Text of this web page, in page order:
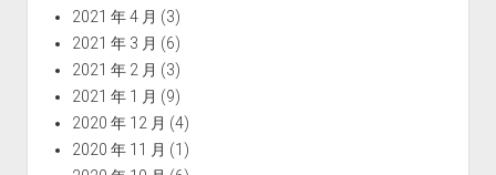
2021 年 4 月 (3)
2021 年 3 月 (6)
2021 年 2 月 (3)
2021 年 1 月 (9)
2020 年 12 月 (4)
2020 年 11 月 (1)